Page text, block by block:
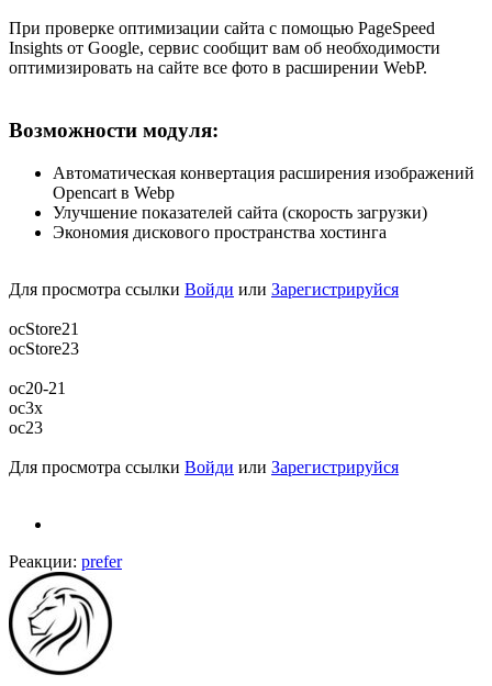
При проверке оптимизации сайта с помощью PageSpeed
Insights от Google, сервис сообщит вам об необходимости
оптимизировать на сайте все фото в расширении WebP.
Возможности модуля:​
Автоматическая конвертация расширения изображений
Opencart в Webp
Улучшение показателей сайта (скорость загрузки)
Экономия дискового пространства хостинга
Для просмотра ссылки Войди или Зарегистрируйся
ocStore21
ocStore23
oc20-21
oc3x
oc23
Для просмотра ссылки Войди или Зарегистрируйся
Реакции: prefer